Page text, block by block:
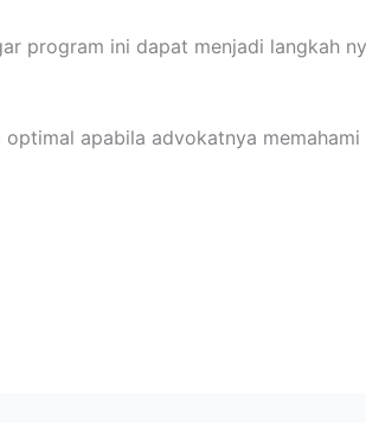
program ini dapat menjadi langkah
apabila advokatnya